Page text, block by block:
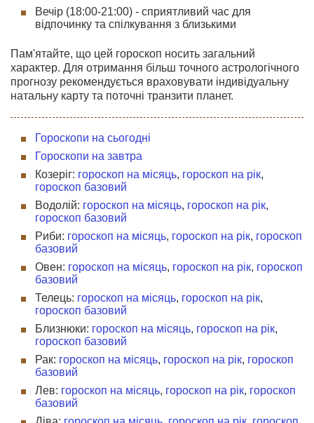
Вечір (18:00-21:00) - сприятливий час для
відпочинку та спілкування з близькими
Пам'ятайте, що цей гороскоп носить загальний
характер. Для отримання більш точного астрологічного
прогнозу рекомендується враховувати індивідуальну
натальну карту та поточні транзити планет.
Гороскопи на сьогодні
Гороскопи на завтра
Козеріг: гороскоп на місяць, гороскоп на рік,
гороскоп базовий
Водолій: гороскоп на місяць, гороскоп на рік,
гороскоп базовий
Риби: гороскоп на місяць, гороскоп на рік, гороскоп
базовий
Овен: гороскоп на місяць, гороскоп на рік, гороскоп
базовий
Телець: гороскоп на місяць, гороскоп на рік,
гороскоп базовий
Близнюки: гороскоп на місяць, гороскоп на рік,
гороскоп базовий
Рак: гороскоп на місяць, гороскоп на рік, гороскоп
базовий
Лев: гороскоп на місяць, гороскоп на рік, гороскоп
базовий